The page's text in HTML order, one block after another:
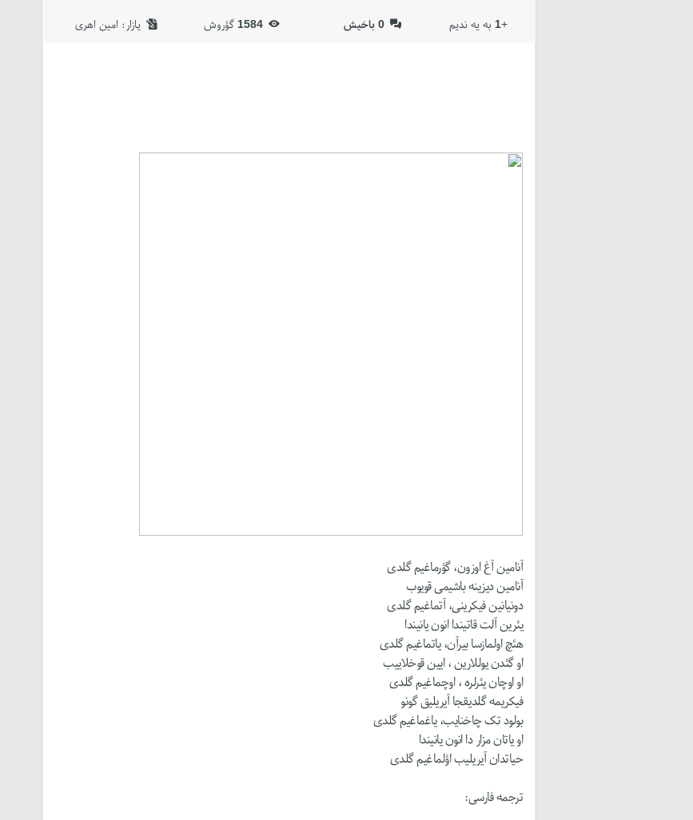
+
1 به یه ندیم 0باخیش 1584 گؤروش یازار:‌ امین اهری
آنامین آغ اوزون، گؤرماغیم گلدی
آنامین دیزینه باشیمی قویوب
دونیانین فیکرینی، آتماغیم گلدی
یئرین آلت قاتیندا انون یانیندا
هئچ اولمازسا بیرآن، یاتماغیم گلدی
او گئدن یوللارین ، ایین قوخلاییب
او اوچان یئرلره ، اوچماغیم گلدی
فیکریمه گلدیقجا آیریلیق گونو
بولود تک چاخنایب، یاغماغیم گلدی
او یاتان مزار دا انون یانیندا
حیاتدان آیریلیب اؤلماغیم گلدی
ترجمه فارسی: